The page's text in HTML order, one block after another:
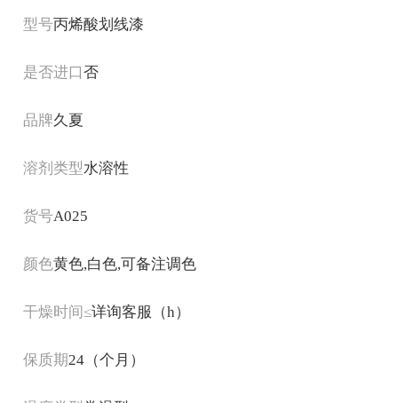
型号丙烯酸划线漆
是否进口否
品牌久夏
溶剂类型水溶性
货号A025
颜色黄色,白色,可备注调色
干燥时间≤详询客服（h）
保质期24（个月）